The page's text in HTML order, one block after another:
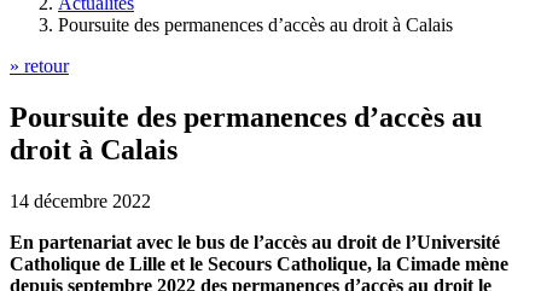
Poursuite des permanences d’accès au droit à Calais
» retour
Poursuite des permanences d’accès au
droit à Calais
14 décembre 2022
En partenariat avec le bus de l’accès au droit de l’Université
Catholique de Lille et le Secours Catholique, la Cimade mène
depuis septembre 2022 des permanences d’accès au droit le